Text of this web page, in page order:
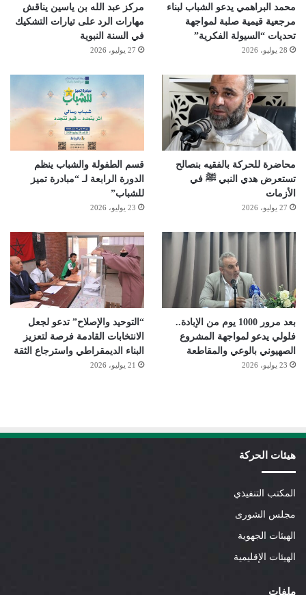
محمد البراهمي يدعو الشباب لبناء
مرجعية قيمية صلبة لمواجهة
تحديات “السيولة الفكرية”
28 يوليو، 2026
مركز عبد الله بن ياسين يناقش
مهارات الرد على تيارات التشكيك
في السنة النبوية
27 يوليو، 2026
محاضرة للحركة بالفقيه بنصالح
تستعرض هدي النبي ﷺ في
الأزمات
27 يوليو، 2026
قسم الطفولة والشباب ينظم
الدورة الرابعة لـ “مبادرة تميز
للشباب”
23 يوليو، 2026
بعد مرور 1000 يوم من الإبادة..
فلولي يدعو لمواجهة المشروع
الصهيوني بالوعي والمقاطعة
23 يوليو، 2026
“التوحيد والإصلاح” تدعو لجعل
الانتخابات القادمة فرصة لتعزيز
البناء الديمقراطي واسترجاع الثقة
21 يوليو، 2026
هيئات الحركة
المكتب التنفيذي
مجلس الشورى
الهيئات الجهوية
الهيئات الإقليمية
ملفات